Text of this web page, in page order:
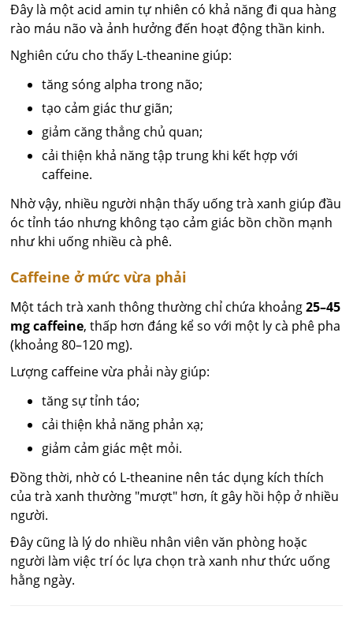
Đây là một acid amin tự nhiên có khả năng đi qua hàng
rào máu não và ảnh hưởng đến hoạt động thần kinh.
Nghiên cứu cho thấy L-theanine giúp:
tăng sóng alpha trong não;
tạo cảm giác thư giãn;
giảm căng thẳng chủ quan;
cải thiện khả năng tập trung khi kết hợp với
caffeine.
Nhờ vậy, nhiều người nhận thấy uống trà xanh giúp đầu
óc tỉnh táo nhưng không tạo cảm giác bồn chồn mạnh
như khi uống nhiều cà phê.
Caffeine ở mức vừa phải
Một tách trà xanh thông thường chỉ chứa khoảng25–45
mg caffeine, thấp hơn đáng kể so với một ly cà phê pha
(khoảng 80–120 mg).
Lượng caffeine vừa phải này giúp:
tăng sự tỉnh táo;
cải thiện khả năng phản xạ;
giảm cảm giác mệt mỏi.
Đồng thời, nhờ có L-theanine nên tác dụng kích thích
của trà xanh thường "mượt" hơn, ít gây hồi hộp ở nhiều
người.
Đây cũng là lý do nhiều nhân viên văn phòng hoặc
người làm việc trí óc lựa chọn trà xanh như thức uống
hằng ngày.